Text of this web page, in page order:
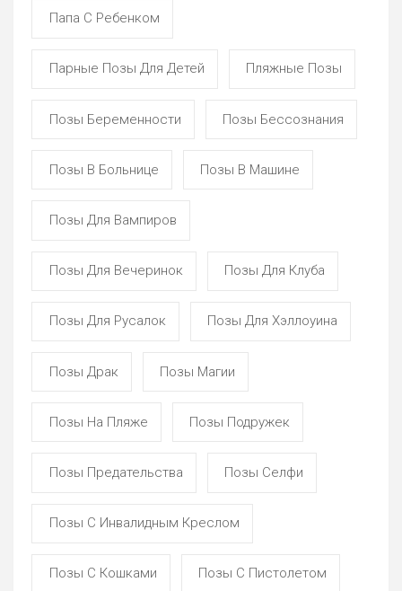
Папа С Ребенком
Парные Позы Для Детей Пляжные Позы
Позы Беременности Позы Бессознания
Позы В Больнице Позы В Машине
Позы Для Вампиров
Позы Для Вечеринок Позы Для Клуба
Позы Для Русалок Позы Для Хэллоуина
Позы Драк Позы Магии
Позы На Пляже Позы Подружек
Позы Предательства Позы Селфи
Позы С Инвалидным Креслом
Позы С Кошками Позы С Пистолетом